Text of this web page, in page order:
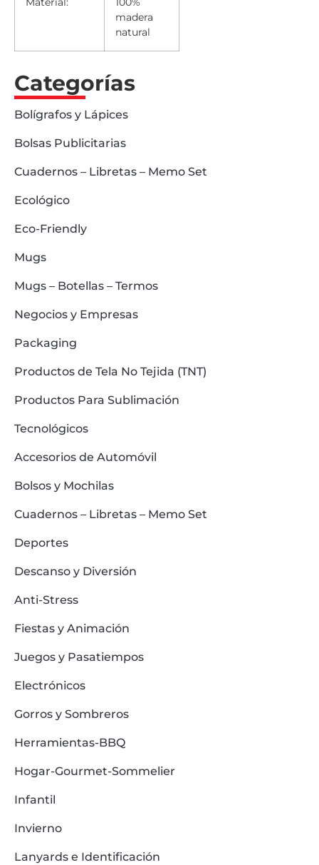
madera
natural
Categorías
Bolígrafos y Lápices
Bolsas Publicitarias
Cuadernos – Libretas – Memo Set
Ecológico
Eco-Friendly
Mugs
Mugs – Botellas – Termos
Negocios y Empresas
Packaging
Productos de Tela No Tejida (TNT)
Productos Para Sublimación
Tecnológicos
Accesorios de Automóvil
Bolsos y Mochilas
Cuadernos – Libretas – Memo Set
Deportes
Descanso y Diversión
Anti-Stress
Fiestas y Animación
Juegos y Pasatiempos
Electrónicos
Gorros y Sombreros
Herramientas-BBQ
Hogar-Gourmet-Sommelier
Infantil
Invierno
Lanyards e Identificación